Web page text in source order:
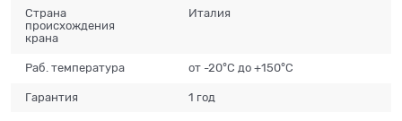
Страна
происхождения
крана
Италия
Раб. температура от -20°С до +150°С
Гарантия 1 год